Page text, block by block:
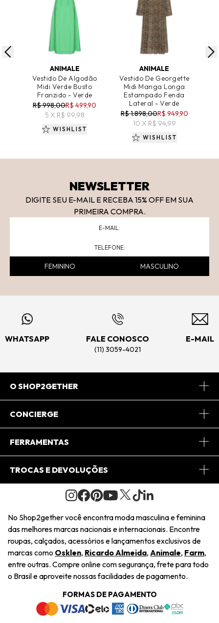
ADICIONAR AO CARRINHO
ANIMALE
Vestido De Algodão
Midi Verde Busto
Franzido - Verde
R$ 998,00R$ 499,90
5 X R$ 99,98
WISHLIST
ADICIONAR AO CARRINHO
ANIMALE
Vestido De Georgette
Midi Manga Longa
Estampado Fenda
Lateral - Verde
R$ 1.898,00R$ 949,90
10 X R$ 94,99
WISHLIST
NEWSLETTER
DIGITE SEU E-MAIL E RECEBA 15% OFF EM SUA
PRIMEIRA COMPRA.
FEMININO MASCULINO
WHATSAPP FALE CONOSCO
(11) 3059-4021
E-MAIL
O SHOP2GETHER
Sobre Nós
Journal
Saiu na Mídia
Sustentabilidade
Navegando
Termos e Condições
CONCIERGE
Central de Relacionamento
Regulamento e Promoções
FERRAMENTAS
Minha Conta
Pedido de Presente
Wishlist
TROCAS E DEVOLUÇÕES
Condições Gerais
Troca Fácil
Restituição de Pagamento
Dúvidas Frequentes
Termos e Condições
Política de Privacidade
No Shop2gether você encontra moda masculina e feminina
das melhores marcas nacionais e internacionais. Encontre
roupas, calçados, acessórios e lançamentos exclusivos de
marcas como Osklen, Ricardo Almeida, Animale, Farm,
entre outras. Compre online com segurança, frete para todo
o Brasil e aproveite nossas facilidades de pagamento.
FORMAS DE PAGAMENTO